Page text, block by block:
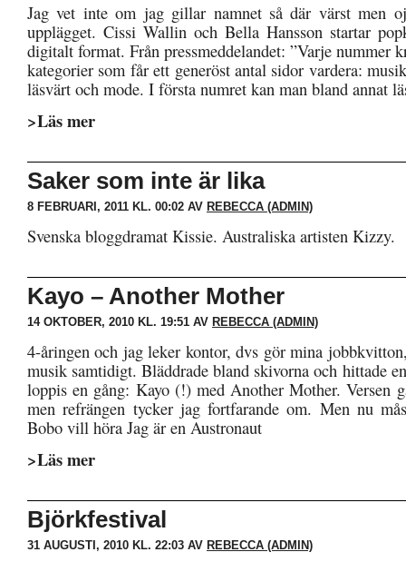
Jag vet inte om jag gillar namnet så där värst men
upplägget. Cissi Wallin och Bella Hansson startar
digitalt format. Från pressmeddelandet: ”Varje nummer
kategorier som får ett generöst antal sidor vardera:
läsvärt och mode. I första numret kan man bland annat
>Läs mer
Saker som inte är lika
8 FEBRUARI, 2011 KL. 00:02 AV REBECCA (ADMIN)
Svenska bloggdramat Kissie. Australiska artisten Kizzy.
Kayo – Another Mother
14 OKTOBER, 2010 KL. 19:51 AV REBECCA (ADMIN)
4-åringen och jag leker kontor, dvs gör mina
musik samtidigt. Bläddrade bland skivorna och hittade
loppis en gång: Kayo (!) med Another Mother. Versen
men refrängen tycker jag fortfarande om. Men nu
Bobo vill höra Jag är en Austronaut
>Läs mer
Björkfestival
31 AUGUSTI, 2010 KL. 22:03 AV REBECCA (ADMIN)